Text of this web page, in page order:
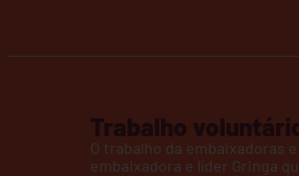
Trabalho
O trabalho da embaixadoras
embaixadora e líder Gringa